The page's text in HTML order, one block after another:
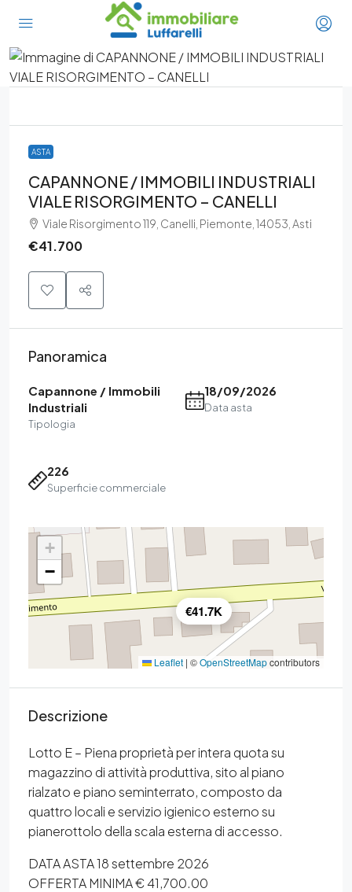
ASTA
CAPANNONE / IMMOBILI INDUSTRIALI
VIALE RISORGIMENTO – CANELLI
Viale Risorgimento 119, Canelli, Piemonte, 14053, Asti
€41.700
Panoramica
Capannone / Immobili
Industriali
Tipologia
18/09/2026
Data asta
226
Superficie commerciale
€41.7K
+
−
Leaflet | ©OpenStreetMapcontributors
Descrizione
Lotto E – Piena proprietà per intera quota su
magazzino di attività produttiva, sito al piano
rialzato e piano seminterrato, composto da
quattro locali e servizio igienico esterno su
pianerottolo della scala esterna di accesso.
DATA ASTA 18 settembre 2026
OFFERTA MINIMA € 41,700.00